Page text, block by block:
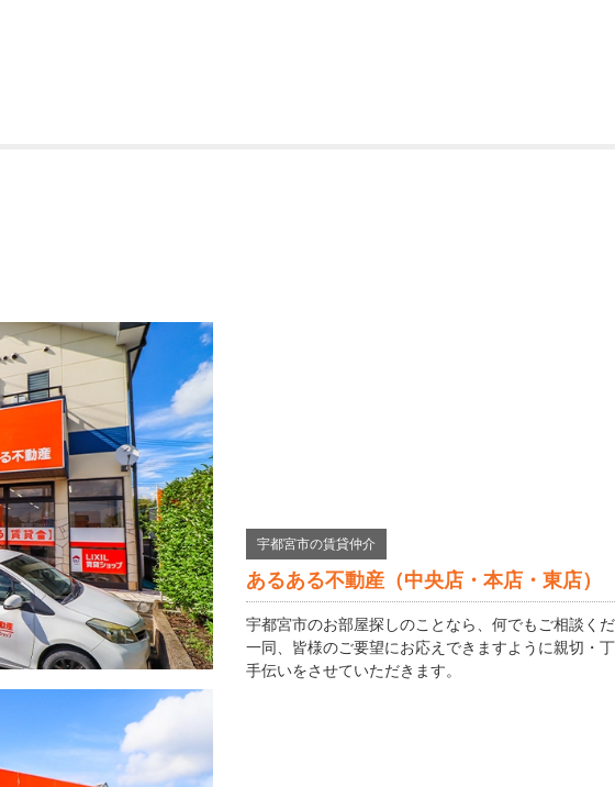
宇都宮市の賃貸仲介
あるある不動産（中央店・本店・東店）
宇都宮市のお部屋探しのことなら、何でもご相談く
一同、皆様のご要望にお応えできますように親切・
手伝いをさせていただきます。